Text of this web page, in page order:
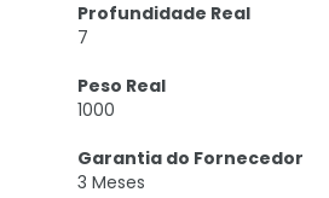
Profundidade Real
7
Peso Real
1000
Garantia do Fornecedor
3 Meses